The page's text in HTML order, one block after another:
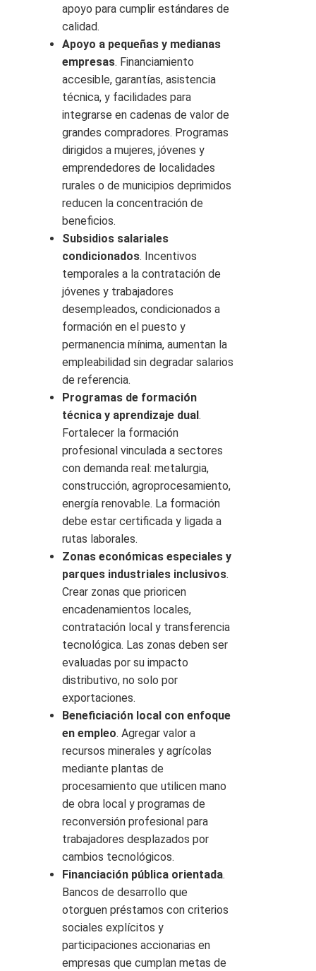
apoyo para cumplir estándares de
calidad.
Apoyo a pequeñas y medianas
empresas. Financiamiento
accesible, garantías, asistencia
técnica, y facilidades para
integrarse en cadenas de valor de
grandes compradores. Programas
dirigidos a mujeres, jóvenes y
emprendedores de localidades
rurales o de municipios deprimidos
reducen la concentración de
beneficios.
Subsidios salariales
condicionados. Incentivos
temporales a la contratación de
jóvenes y trabajadores
desempleados, condicionados a
formación en el puesto y
permanencia mínima, aumentan la
empleabilidad sin degradar salarios
de referencia.
Programas de formación
técnica y aprendizaje dual .
Fortalecer la formación
profesional vinculada a sectores
con demanda real: metalurgia,
construcción, agroprocesamiento,
energía renovable. La formación
debe estar certificada y ligada a
rutas laborales.
Zonas económicas especiales y
parques industriales inclusivos.
Crear zonas que prioricen
encadenamientos locales,
contratación local y transferencia
tecnológica. Las zonas deben ser
evaluadas por su impacto
distributivo, no solo por
exportaciones.
Beneficiación local con enfoque
en empleo. Agregar valor a
recursos minerales y agrícolas
mediante plantas de
procesamiento que utilicen mano
de obra local y programas de
reconversión profesional para
trabajadores desplazados por
cambios tecnológicos.
Financiación pública orientada.
Bancos de desarrollo que
otorguen préstamos con criterios
sociales explícitos y
participaciones accionarias en
empresas que cumplan metas de